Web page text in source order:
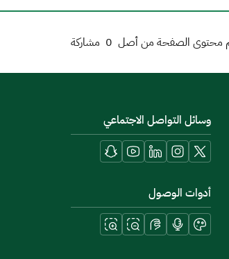
محتوى الصفحة من أصل 0 مشاركة
وسائل التواصل الاجتماعي
أدوات الوصول